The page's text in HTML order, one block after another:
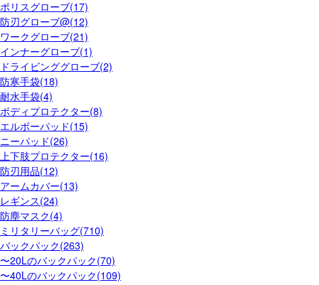
ポリスグローブ(17)
防刃グローブ@(12)
ワークグローブ(21)
インナーグローブ(1)
ドライビンググローブ(2)
防寒手袋(18)
耐水手袋(4)
ボディプロテクター(8)
エルボーパッド(15)
ニーパッド(26)
上下肢プロテクター(16)
防刃用品(12)
アームカバー(13)
レギンス(24)
防塵マスク(4)
ミリタリーバッグ(710)
バックパック(263)
〜20Lのバックパック(70)
〜40Lのバックパック(109)